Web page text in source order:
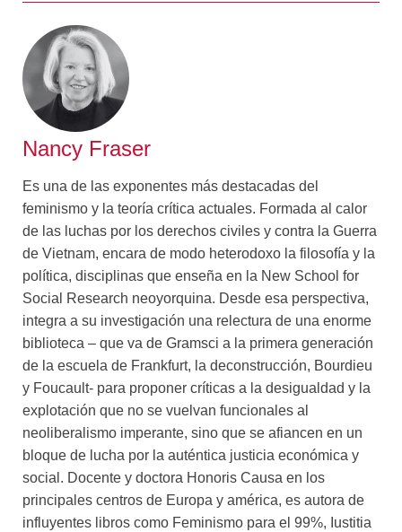
examinarlas a fondo: riqueza expropiada a la
naturaleza (aire respirable, tierras cultivables, agua
potable) y a los pueblos sometidos y racializados de las
periferias; múltiples formas de cuidado, subvaluadas
(cuando no negadas por completo) y en general a cargo
de mujeres; bienes y poderes públicos, que proveen
infraestructura material y jurídica que el capital necesita
para funcionar y a la vez socava todo lo posible; la
energía y la creatividad de los trabajadores. Si bien no
se consignan en los balances de las empresas, estas
formas de riqueza constituyen precondiciones
esenciales para las utilidades y las ganancias. Estos
soportes vitales de la acumulación son constitutivos del
orden capitalista y el foco de conflictos hasta ahora
aislados. Si queremos terminar con el capitalismo
caníbal, que devora las bases sociales, naturales y
políticas de las que depende, tenemos que superar el
reduccionismo economicista y construir en cambio una
visión ampliada del socialismo, sin repetir las
experiencias fracasadas del siglo XX. Puede parecer
una tarea difícil, pero es nuestra única esperanza. Esa
agenda, y su hoja de ruta, es el alma de este libro
imprescindible.
Nancy Fraser
Es una de las exponentes más destacadas del
feminismo y la teoría crítica actuales. Formada al calor
de las luchas por los derechos civiles y contra la Guerra
de Vietnam, encara de modo heterodoxo la filosofía y la
política, disciplinas que enseña en la New School for
Social Research neoyorquina. Desde esa perspectiva,
integra a su investigación una relectura de una enorme
biblioteca – que va de Gramsci a la primera generación
de la escuela de Frankfurt, la deconstrucción, Bourdieu
y Foucault- para proponer críticas a la desigualdad y la
explotación que no se vuelvan funcionales al
neoliberalismo imperante, sino que se afiancen en un
bloque de lucha por la auténtica justicia económica y
social. Docente y doctora Honoris Causa en los
principales centros de Europa y américa, es autora de
influyentes libros como Feminismo para el 99%, Iustitia